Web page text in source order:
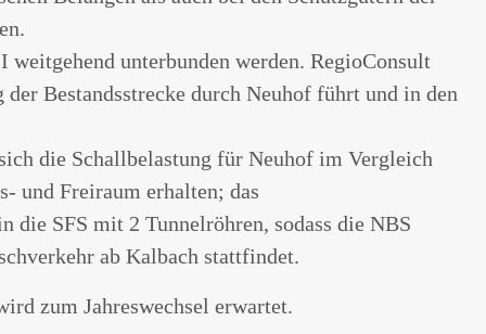
unterbunden werden. RegioConsult
Bestandsstrecke durch Neuhof führt und in den
die Schallbelastung für Neuhof im Vergleich
und Freiraum erhalten; das
SFS mit 2 Tunnelröhren, sodass die NBS
ab Kalbach stattfindet.
zum Jahreswechsel erwartet.